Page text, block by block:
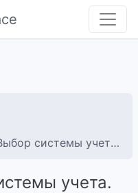
учета. #ПобегИзExcel
учета.